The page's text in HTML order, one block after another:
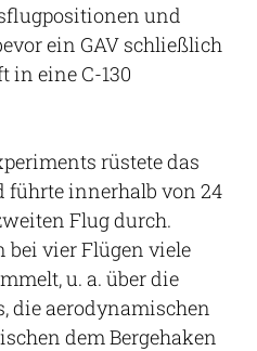
und
ein GAV schließlich
in eine C-130
rüstete das
führte innerhalb von 24
Flug durch.
bei vier Flügen viele
u. a. über die
die aerodynamischen
dem Bergehaken